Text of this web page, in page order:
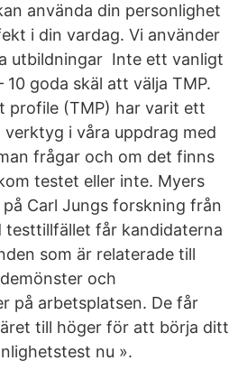
använda din personlighet
i din vardag. Vi använder
utbildningar Inte ett vanligt
goda skäl att välja TMP.
profile (TMP) har varit ett
i våra uppdrag med
frågar och om det finns
testet eller inte. Myers
Carl Jungs forskning från
testtillfället får kandidaterna
som är relaterade till
och
på arbetsplatsen. De får
till höger för att börja ditt
nu ».